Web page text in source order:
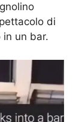
di
un bar.